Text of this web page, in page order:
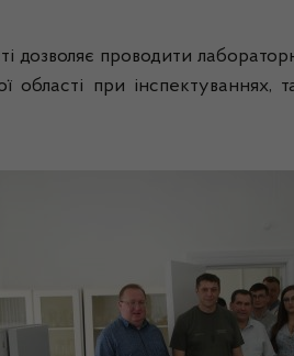
дозволяє проводити
області при